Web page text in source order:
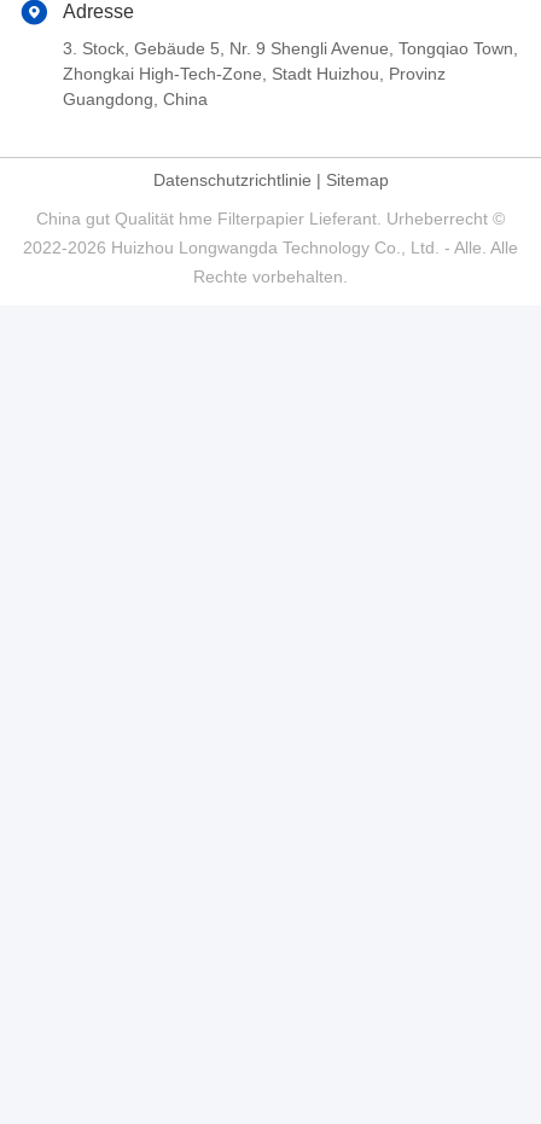
Adresse
3. Stock, Gebäude 5, Nr. 9 Shengli Avenue, Tongqiao Town,
Zhongkai High-Tech-Zone, Stadt Huizhou, Provinz
Guangdong, China
Datenschutzrichtlinie | Sitemap
China gut Qualität hme Filterpapier Lieferant. Urheberrecht ©
2022-2026 Huizhou Longwangda Technology Co., Ltd. - Alle. Alle
Rechte vorbehalten.